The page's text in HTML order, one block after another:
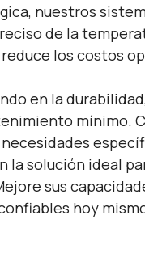
nuestros
de la
los costos
en la
mínimo.
la solución ideal
sus
hoy